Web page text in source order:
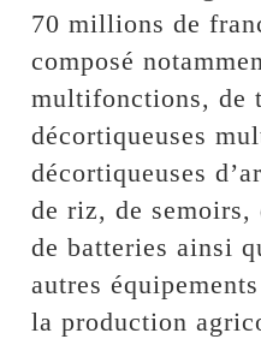
70 millions de
composé
multifonctions, de
décortiqueuses
décortiqueuses
de riz, de semoirs,
de batteries ainsi
autres
la production